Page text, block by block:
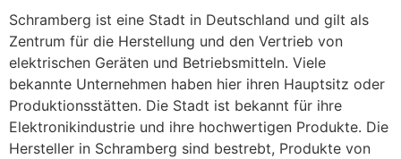
Schramberg ist eine Stadt in Deutschland und gilt als
Zentrum für die Herstellung und den Vertrieb von
elektrischen Geräten und Betriebsmitteln. Viele
bekannte Unternehmen haben hier ihren Hauptsitz oder
Produktionsstätten. Die Stadt ist bekannt für ihre
Elektronikindustrie und ihre hochwertigen Produkte. Die
Hersteller in Schramberg sind bestrebt, Produkte von